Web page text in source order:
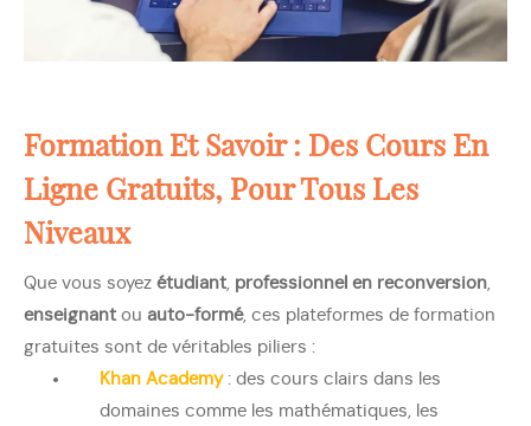
Formation Et Savoir : Des Cours En
Ligne Gratuits, Pour Tous Les
Niveaux
Que vous soyez étudiant, professionnel en reconversion,
enseignant ou auto-formé, ces plateformes de formation
gratuites sont de véritables piliers :
Khan Academy: des cours clairs dans les
domaines comme les mathématiques, les